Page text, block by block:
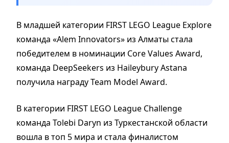
В младшей категории FIRST LEGO League Explore
команда «Alem Innovators» из Алматы стала
победителем в номинации Core Values Award,
команда DeepSeekers из Haileybury Astana
получила награду Team Model Award.
В категории FIRST LEGO League Challenge
команда Tolebi Daryn из Туркестанской области
вошла в топ 5 мира и стала финалистом